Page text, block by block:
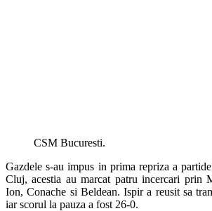
CSM Bucuresti.
Gazdele s-au impus in prima repriza a
Cluj, acestia au marcat patru incercari prin
Ion, Conache si Beldean. Ispir a reusit sa
iar scorul la pauza a fost 26-0.